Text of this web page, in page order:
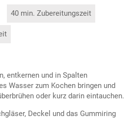
40 min. Zubereitungszeit
entkernen und in Spalten
Wasser zum Kochen bringen und
oder kurz darin eintauchen.
Deckel und das Gummiring